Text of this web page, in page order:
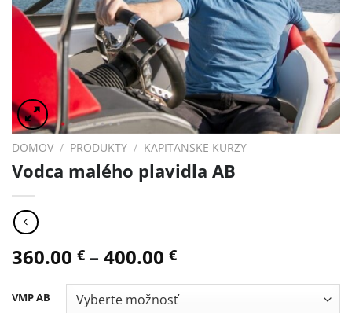
DOMOV / PRODUKTY / KAPITANSKE KURZY
Vodca malého plavidla AB
360.00 € – 400.00 €
VMP AB